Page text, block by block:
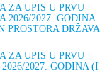
ZA UPIS U PRVU
2026/2027. GODINA
DRŽAVA
ZA UPIS U PRVU
2027. GODINA (I